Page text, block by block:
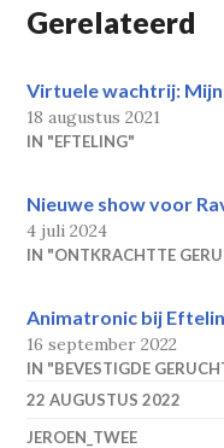
Gerelateerd
Virtuele wachtrij:
18 augustus 2021
IN "EFTELING"
Nieuwe show voor
4 juli 2024
IN "ONTKRACHTTE
Animatronic bij
16 september 2022
IN "BEVESTIGDE
22 AUGUSTUS 2022
JEROEN_TWEE